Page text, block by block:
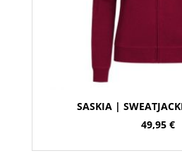
SASKIA |
49,95 €